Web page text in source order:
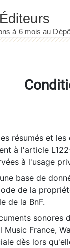
résumés et
à l'article
à l'usage
base de
de la
de la BnF.
sonores
Music France,
dès lors